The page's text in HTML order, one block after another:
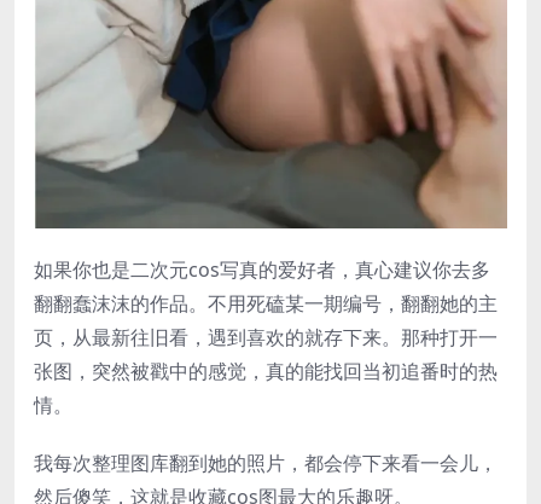
如果你也是二次元cos写真的爱好者，真心建议你去多
翻翻蠢沫沫的作品。不用死磕某一期编号，翻翻她的主
页，从最新往旧看，遇到喜欢的就存下来。那种打开一
张图，突然被戳中的感觉，真的能找回当初追番时的热
情。
我每次整理图库翻到她的照片，都会停下来看一会儿，
然后傻笑，这就是收藏cos图最大的乐趣呀。